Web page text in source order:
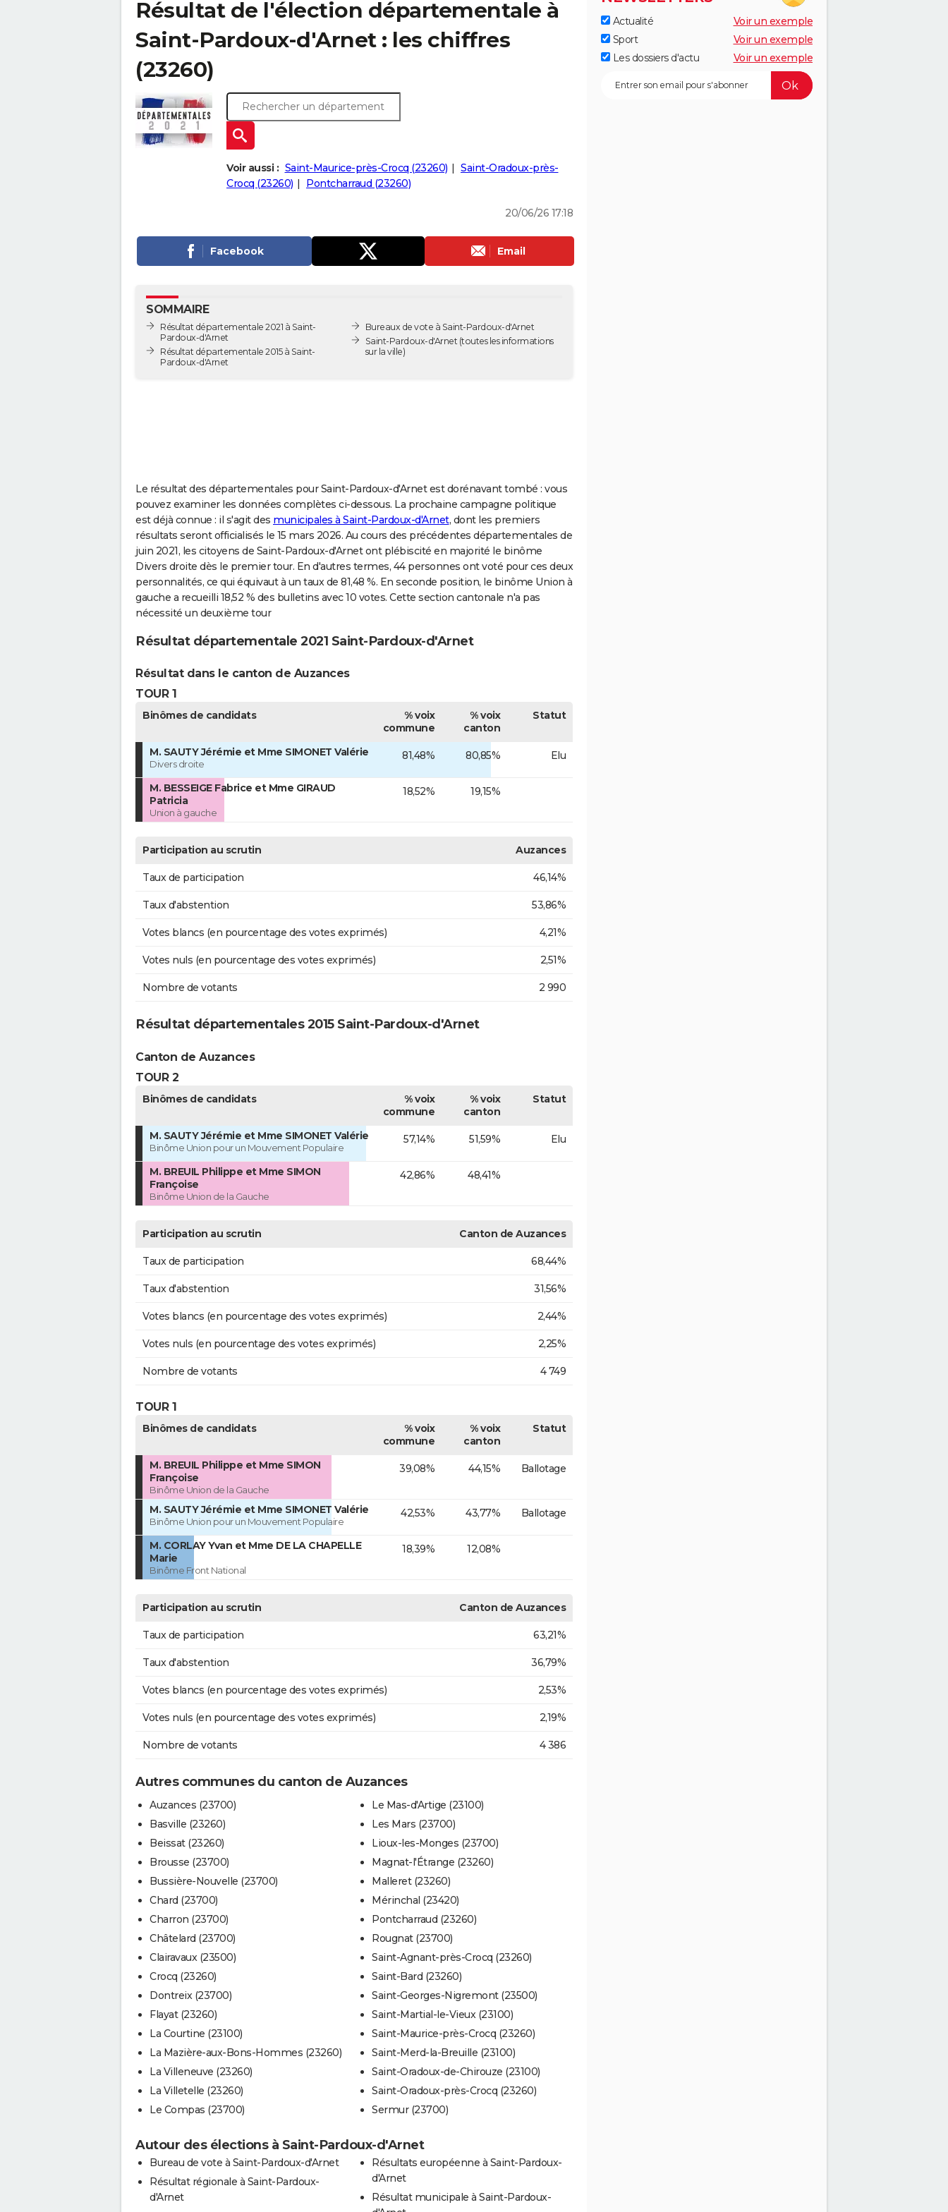
Résultat de l'élection départementale à
Saint-Pardoux-d'Arnet : les chiffres
(23260)
Voir aussi : Saint-Maurice-près-Crocq (23260)
Saint-Oradoux-près-
Crocq (23260)
Pontcharraud (23260)
20/06/26 17:18
Facebook Email
SOMMAIRE
Résultat départementale 2021 à Saint-
Pardoux-d'Arnet
Résultat départementale 2015 à Saint-
Pardoux-d'Arnet
Bureaux de vote à Saint-Pardoux-d'Arnet
Saint-Pardoux-d'Arnet (toutes les informations
sur la ville)
Le résultat des départementales pour Saint-Pardoux-d'Arnet est dorénavant tombé : vous
pouvez examiner les données complètes ci-dessous. La prochaine campagne politique
est déjà connue : il s'agit des municipales à Saint-Pardoux-d'Arnet, dont les premiers
résultats seront officialisés le 15 mars 2026. Au cours des précédentes départementales de
juin 2021, les citoyens de Saint-Pardoux-d'Arnet ont plébiscité en majorité le binôme
Divers droite dès le premier tour. En d'autres termes, 44 personnes ont voté pour ces deux
personnalités, ce qui équivaut à un taux de 81,48 %. En seconde position, le binôme Union à
gauche a recueilli 18,52 % des bulletins avec 10 votes. Cette section cantonale n'a pas
nécessité un deuxième tour
Résultat départementale 2021 Saint-Pardoux-d'Arnet
Résultat dans le canton de Auzances
TOUR 1
Binômes de candidats
% voix
commune
% voix
canton
Statut
M. SAUTY Jérémie et Mme SIMONET Valérie
Divers droite
81,48% 80,85% Elu
M. BESSEIGE Fabrice et Mme GIRAUD
Patricia
Union à gauche
18,52% 19,15%
Participation au scrutin Auzances
Taux de participation 46,14%
Taux d'abstention 53,86%
Votes blancs (en pourcentage des votes exprimés) 4,21%
Votes nuls (en pourcentage des votes exprimés) 2,51%
Nombre de votants 2 990
Résultat départementales 2015 Saint-Pardoux-d'Arnet
Canton de Auzances
TOUR 2
Binômes de candidats
% voix
commune
% voix
canton
Statut
M. SAUTY Jérémie et Mme SIMONET Valérie
Binôme Union pour un Mouvement Populaire
57,14% 51,59% Elu
M. BREUIL Philippe et Mme SIMON
Françoise
Binôme Union de la Gauche
42,86% 48,41%
Participation au scrutin Canton de Auzances
Taux de participation 68,44%
Taux d'abstention 31,56%
Votes blancs (en pourcentage des votes exprimés) 2,44%
Votes nuls (en pourcentage des votes exprimés) 2,25%
Nombre de votants 4 749
TOUR 1
Binômes de candidats
% voix
commune
% voix
canton
Statut
M. BREUIL Philippe et Mme SIMON
Françoise
Binôme Union de la Gauche
39,08% 44,15% Ballotage
M. SAUTY Jérémie et Mme SIMONET Valérie
Binôme Union pour un Mouvement Populaire
42,53% 43,77% Ballotage
M. CORLAY Yvan et Mme DE LA CHAPELLE
Marie
Binôme Front National
18,39% 12,08%
Participation au scrutin Canton de Auzances
Taux de participation 63,21%
Taux d'abstention 36,79%
Votes blancs (en pourcentage des votes exprimés) 2,53%
Votes nuls (en pourcentage des votes exprimés) 2,19%
Nombre de votants 4 386
Autres communes du canton de Auzances
Auzances (23700)
Basville (23260)
Beissat (23260)
Brousse (23700)
Bussière-Nouvelle (23700)
Chard (23700)
Charron (23700)
Châtelard (23700)
Clairavaux (23500)
Crocq (23260)
Dontreix (23700)
Flayat (23260)
La Courtine (23100)
La Mazière-aux-Bons-Hommes (23260)
La Villeneuve (23260)
La Villetelle (23260)
Le Compas (23700)
Le Mas-d'Artige (23100)
Les Mars (23700)
Lioux-les-Monges (23700)
Magnat-l'Étrange (23260)
Malleret (23260)
Mérinchal (23420)
Pontcharraud (23260)
Rougnat (23700)
Saint-Agnant-près-Crocq (23260)
Saint-Bard (23260)
Saint-Georges-Nigremont (23500)
Saint-Martial-le-Vieux (23100)
Saint-Maurice-près-Crocq (23260)
Saint-Merd-la-Breuille (23100)
Saint-Oradoux-de-Chirouze (23100)
Saint-Oradoux-près-Crocq (23260)
Sermur (23700)
Autour des élections à Saint-Pardoux-d'Arnet
Bureau de vote à Saint-Pardoux-d'Arnet
Résultat régionale à Saint-Pardoux-
d'Arnet
Résultats européenne à Saint-Pardoux-
d'Arnet
Résultat municipale à Saint-Pardoux-
Actualité
Voir un exemple
Sport
Voir un exemple
Les dossiers d'actu
Voir un exemple